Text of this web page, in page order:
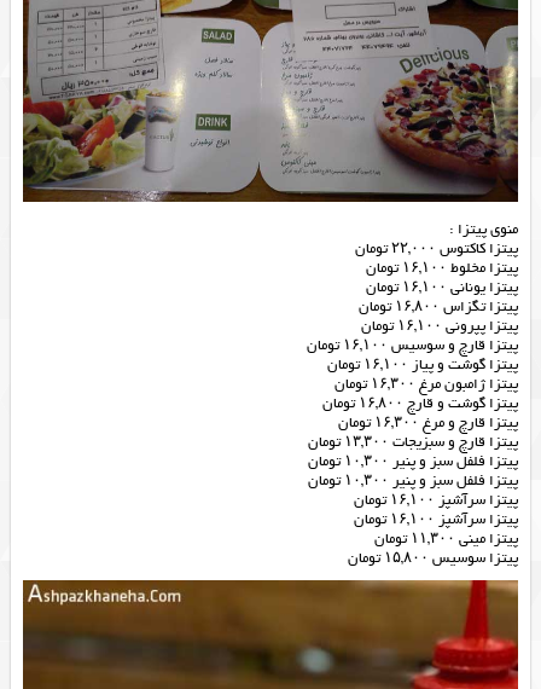
منوی پیتزا :
پیتزا کاکتوس ۲۲,۰۰۰ تومان
پیتزا مخلوط ۱۶,۱۰۰ تومان
پیتزا یونانی ۱۶,۱۰۰ تومان
پیتزا تگزاس ۱۶,۸۰۰ تومان
پیتزا پپرونی ۱۶,۱۰۰ تومان
پیتزا قارچ و سوسیس ۱۶,۱۰۰ تومان
پیتزا گوشت و پیاز ۱۶,۱۰۰ تومان
پیتزا ژامبون مرغ ۱۶,۳۰۰ تومان
پیتزا گوشت و قارچ ۱۶,۸۰۰ تومان
پیتزا قارچ و مرغ ۱۶,۳۰۰ تومان
پیتزا قارچ و سبزیجات ۱۳,۳۰۰ تومان
پیتزا فلفل سبز و پنیر ۱۰,۳۰۰ تومان
پیتزا فلفل سبز و پنیر ۱۰,۳۰۰ تومان
پیتزا سرآشپز ۱۶,۱۰۰ تومان
پیتزا سرآشپز ۱۶,۱۰۰ تومان
پیتزا مینی ۱۱,۳۰۰ تومان
پیتزا سوسیس ۱۵,۸۰۰ تومان